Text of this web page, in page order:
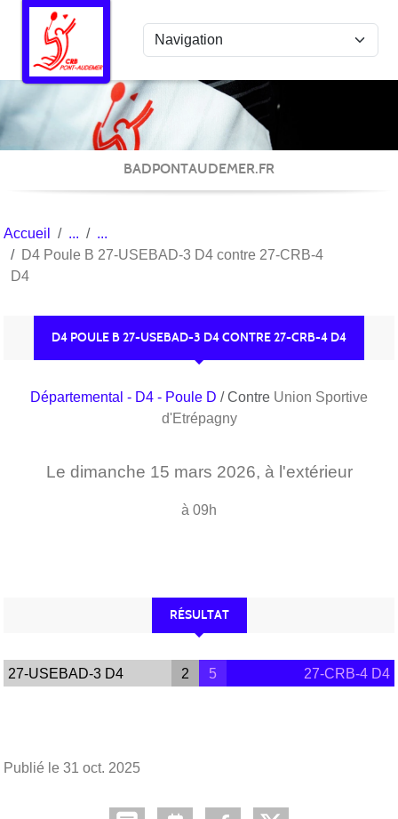
BADPONTAUDEMER.FR
Accueil
D4 Poule B 27-USEBAD-3 D4 contre 27-CRB-4
D4
D4 POULE B 27-USEBAD-3 D4 CONTRE 27-CRB-4 D4
Départemental - D4 - Poule D / Contre Union Sportive
d'Etrépagny
Le dimanche 15 mars 2026, à l'extérieur
à 09h
RÉSULTAT
27-USEBAD-3 D4 2 5 27-CRB-4 D4
Publié le 31 oct. 2025
Panneau de gestion des cookies